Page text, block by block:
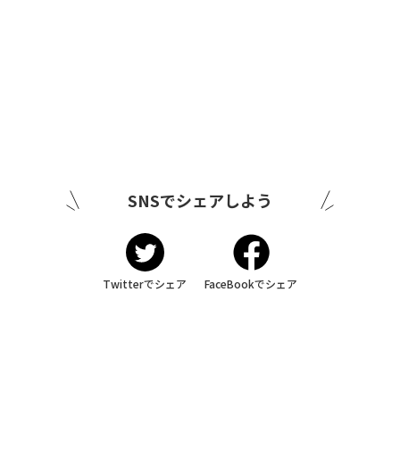
SNSでシェアしよう
Twitterでシェア FaceBookでシェア